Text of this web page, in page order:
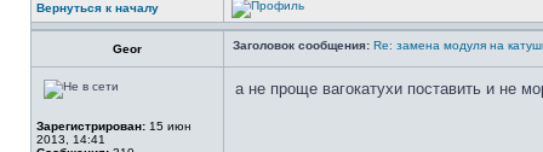
Вернуться к началу
Geor Заголовок сообщения: Re: замена модуля на
Зарегистрирован: 15 июн
2013, 14:41
а не проще вагокатухи поставить и не